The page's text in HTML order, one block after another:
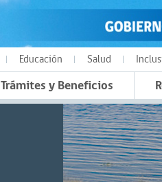
Educación Salud
Trámites y Beneficios